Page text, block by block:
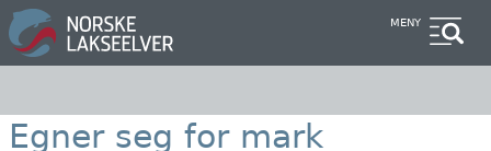
Hopp
til
hovedinnhold
MENY
Egner seg for mark